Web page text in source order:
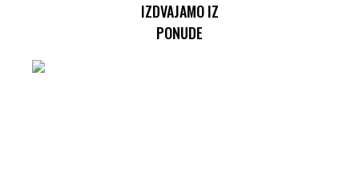
IZDVAJAMO IZ
PONUDE